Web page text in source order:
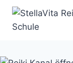
Zum
springen